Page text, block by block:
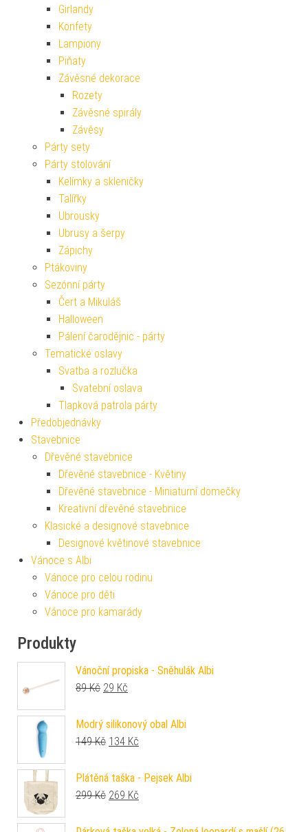
Girlandy
Konfety
Lampiony
Piňaty
Závěsné dekorace
Rozety
Závěsné spirály
Závěsy
Párty sety
Párty stolování
Kelímky a skleničky
Talířky
Ubrousky
Ubrusy a šerpy
Zápichy
Ptákoviny
Sezónní párty
Čert a Mikuláš
Halloween
Pálení čarodějnic - párty
Tematické oslavy
Svatba a rozlučka
Svatební oslava
Tlapková patrola párty
Předobjednávky
Stavebnice
Dřevěné stavebnice
Dřevěné stavebnice - Květiny
Dřevěné stavebnice - Miniaturní domečky
Kreativní dřevěné stavebnice
Klasické a designové stavebnice
Designové květinové stavebnice
Vánoce s Albi
Vánoce pro celou rodinu
Vánoce pro děti
Vánoce pro kamarády
Produkty
Vánoční propiska - Sněhulák Albi
89Kč Původní cena byla: 89 Kč.
29 Kč
Modrý silikonový obal Albi
149Kč Původní cena byla: 149 Kč.
134 Kč
Plátěná taška - Pejsek Albi
299Kč Původní cena byla: 299 Kč.
269 Kč